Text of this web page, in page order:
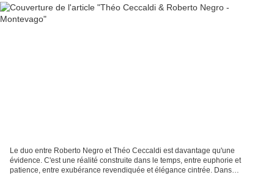
Le duo entre Roberto Negro et Théo Ceccaldi est davantage qu'une
évidence. C'est une réalité construite dans le temps, entre euphorie et
patience, entre exubérance revendiquée et élégance cintrée. Dans